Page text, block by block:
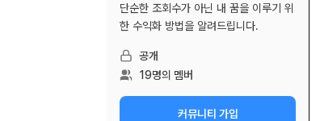
단순한 조회수가 아닌 내 꿈을 이루기 위
한 수익화 방법을 알려드립니다.
공개
19명의 멤버
커뮤니티 가입